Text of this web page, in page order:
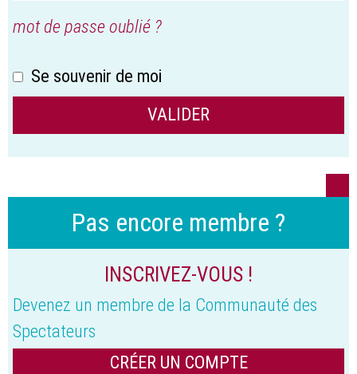
mot de passe oublié ?
Se souvenir de moi
Pas encore membre ?
INSCRIVEZ-VOUS !
Devenez un membre de la Communauté des
Spectateurs
CRÉER UN COMPTE